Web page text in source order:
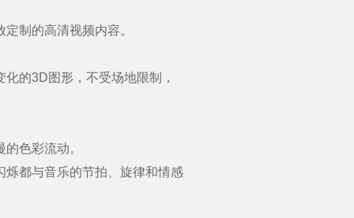
制的高清视频内容。
的3D图形，不受场地限制，
色彩流动。
都与音乐的节拍、旋律和情感